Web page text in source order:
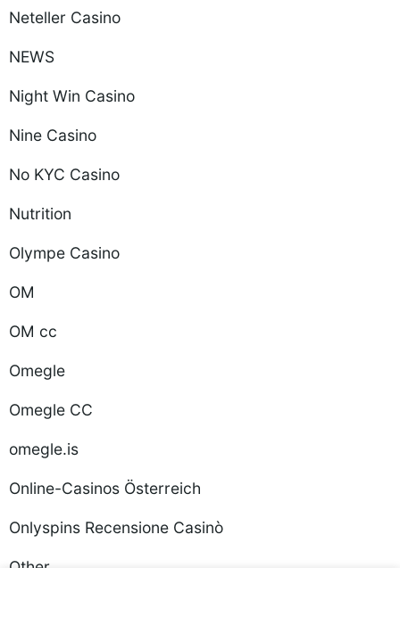
Neteller Casino
NEWS
Night Win Casino
Nine Casino
No KYC Casino
Nutrition
Olympe Casino
OM
OM cc
Omegle
Omegle CC
omegle.is
Online-Casinos Österreich
Onlyspins Recensione Casinò
Other